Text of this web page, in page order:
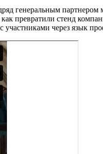
генеральным партнером
превратили стенд
через язык